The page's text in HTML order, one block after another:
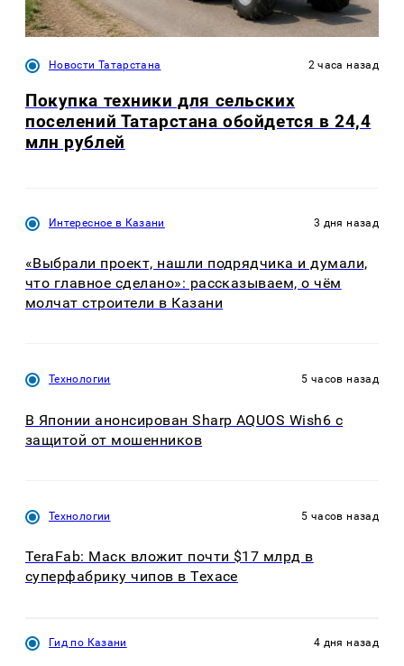
Новости Татарстана 2 часа назад
Покупка техники для сельских
поселений Татарстана обойдется в 24,4
млн рублей
Интересное в Казани 3 дня назад
«Выбрали проект, нашли подрядчика и думали,
что главное сделано»: рассказываем, о чём
молчат строители в Казани
Технологии 5 часов назад
В Японии анонсирован Sharp AQUOS Wish6 с
защитой от мошенников
Технологии 5 часов назад
TeraFab: Маск вложит почти $17 млрд в
суперфабрику чипов в Техасе
Гид по Казани 4 дня назад